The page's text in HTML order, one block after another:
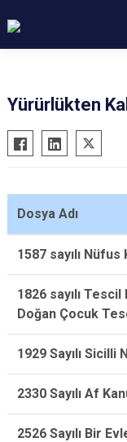
Yürürlükten
Dosya Adı
1587 sayılı Nüfus
1826 sayılı
Doğan Çocuk
1929 Sayılı Sicilli
2330 Sayılı Af
2526 Sayılı Bir